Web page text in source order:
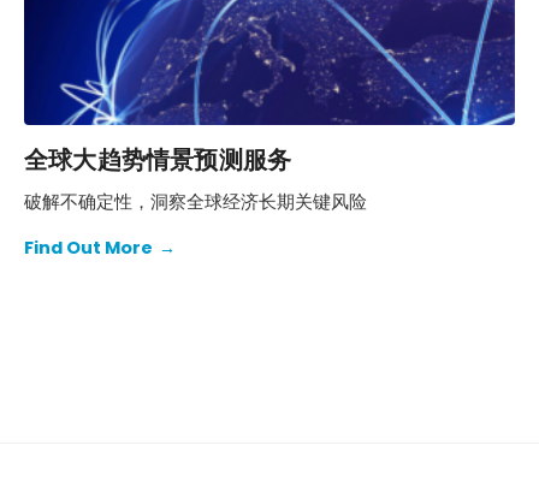
全球大趋势情景预测服务
破解不确定性，洞察全球经济长期关键风险
Find Out More →